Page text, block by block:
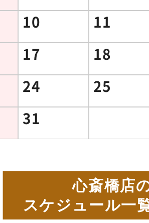
10
11
17
18
24
25
31
心斎橋店
スケジュール一